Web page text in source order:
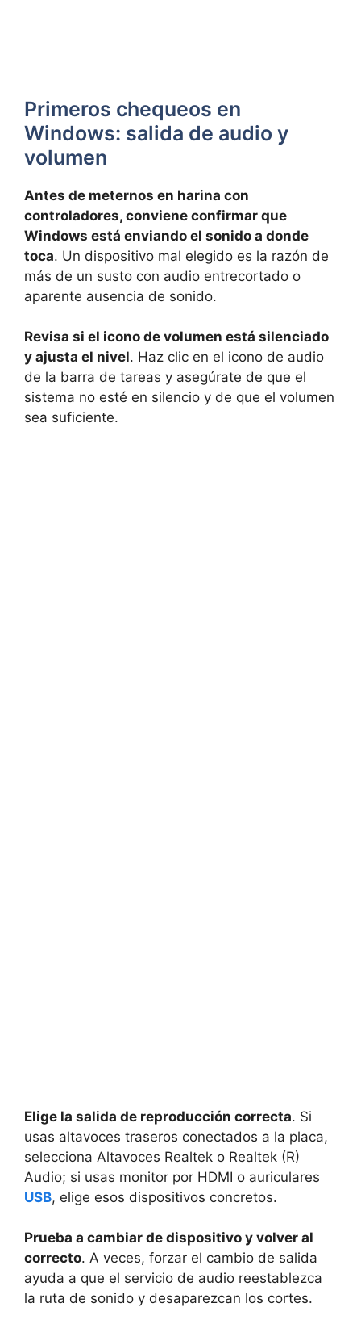
Primeros chequeos en
Windows: salida de audio y
volumen
Antes de meternos en harina con
controladores, conviene confirmar que
Windows está enviando el sonido a donde
toca. Un dispositivo mal elegido es la razón de
más de un susto con audio entrecortado o
aparente ausencia de sonido.
Revisa si el icono de volumen está silenciado
y ajusta el nivel. Haz clic en el icono de audio
de la barra de tareas y asegúrate de que el
sistema no esté en silencio y de que el volumen
sea suficiente.
Elige la salida de reproducción correcta. Si
usas altavoces traseros conectados a la placa,
selecciona Altavoces Realtek o Realtek (R)
Audio; si usas monitor por HDMI o auriculares
USB, elige esos dispositivos concretos.
Prueba a cambiar de dispositivo y volver al
correcto. A veces, forzar el cambio de salida
ayuda a que el servicio de audio reestablezca
la ruta de sonido y desaparezcan los cortes.